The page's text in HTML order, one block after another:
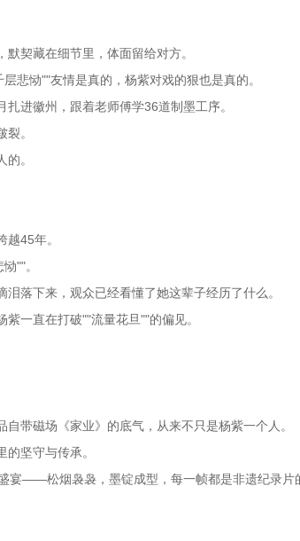
契藏在细节里，体面留给对方。
悲恸""友情是真的，杨紫对戏的狠也是真的。
进徽州，跟着老师傅学36道制墨工序。
。
。
45年。
""。
落下来，观众已经看懂了她这辈子经历了什么。
一直在打破""流量花旦""的偏见。
带磁场《家业》的底气，从来不只是杨紫一个人。
坚守与传承。
宴——松烟袅袅，墨锭成型，每一帧都是非遗纪录片